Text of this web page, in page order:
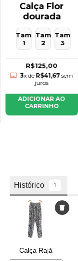
Calça Flor
dourada
Tam
1
Tam
2
Tam
3
R$125,00
3x de R$41,67sem
juros
ADICIONAR AO
CARRINHO